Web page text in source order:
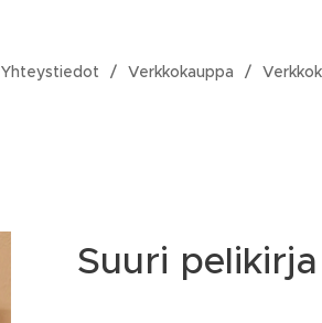
Yhteystiedot Verkkokauppa
Suuri pelikirja